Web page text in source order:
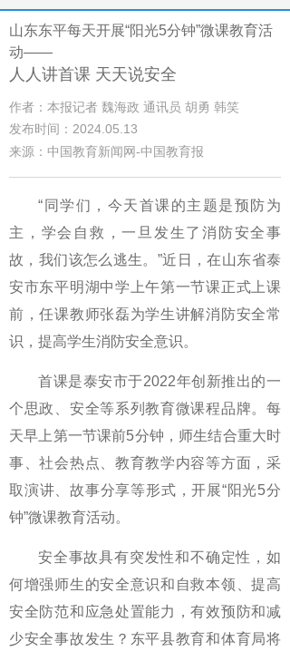
山东东平每天开展“阳光5分钟”微课教育活
动——
人人讲首课 天天说安全
作者：本报记者 魏海政 通讯员 胡勇 韩笑
发布时间：2024.05.13
来源：中国教育新闻网-中国教育报
“同学们，今天首课的主题是预防为
主，学会自救，一旦发生了消防安全事
故，我们该怎么逃生。”近日，在山东省泰
安市东平明湖中学上午第一节课正式上课
前，任课教师张磊为学生讲解消防安全常
识，提高学生消防安全意识。
首课是泰安市于2022年创新推出的一
个思政、安全等系列教育微课程品牌。每
天早上第一节课前5分钟，师生结合重大时
事、社会热点、教育教学内容等方面，采
取演讲、故事分享等形式，开展“阳光5分
钟”微课教育活动。
安全事故具有突发性和不确定性，如
何增强师生的安全意识和自救本领、提高
安全防范和应急处置能力，有效预防和减
少安全事故发生？东平县教育和体育局将